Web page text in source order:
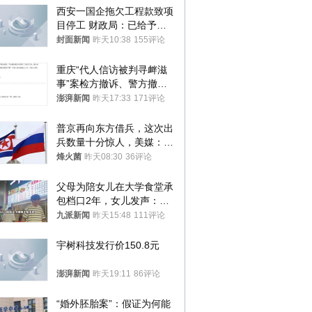
西安一国企拖欠工程款致项
目停工 财政局：已给予处
分，正督促整改
封面新闻 昨天10:38 155评论
重庆“代人信访被判寻衅滋
事”案检方撤诉、警方撤
案，两被告人获国赔
澎湃新闻 昨天17:33 171评论
普京再向东方借兵，这次出
兵数量十分惊人，美媒：俄
朝要动真格？
烽火菌 昨天08:30 36评论
父母为陪女儿在大学食堂承
包档口2年，女儿发声：初
衷是为了陪伴，毕业后将不
九派新闻 昨天15:48 111评论
宇树科技发行价150.8元
澎湃新闻 昨天19:11 86评论
“婚外胚胎案”：假证为何能